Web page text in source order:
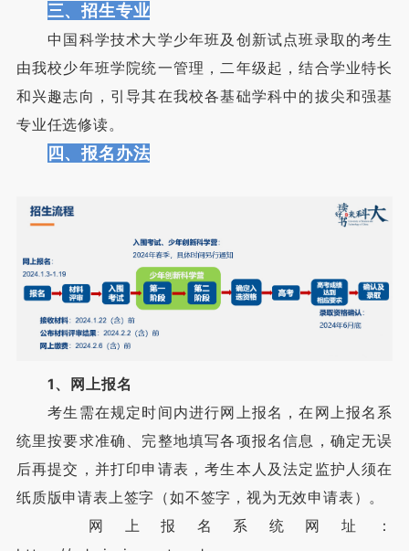
三、招生专业
中国科学技术大学少年班及创新试点班录取的考生
由我校少年班学院统一管理，二年级起，结合学业特长
和兴趣志向，引导其在我校各基础学科中的拔尖和强基
专业任选修读。
四、报名办法
1、网上报名
考生需在规定时间内进行网上报名，在网上报名系
统里按要求准确、完整地填写各项报名信息，确定无误
后再提交，并打印申请表，考生本人及法定监护人须在
纸质版申请表上签字（如不签字，视为无效申请表）。
网上报名系统网址：